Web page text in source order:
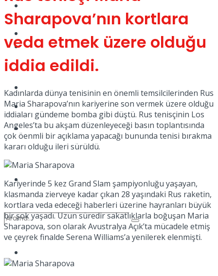
TV
Kadınca
Dünya
Tatil
Spor
Podcast
No Result
Sharapova’nın kortlara
veda etmek üzere olduğu
iddia edildi.
Kadınlarda dünya tenisinin en önemli temsilcilerinden Rus
Maria Sharapova’nın kariyerine son vermek üzere olduğu
iddiaları gündeme bomba gibi düştü. Rus tenisçinin Los
Angeles’ta bu akşam düzenleyeceği basın toplantısında
çok öenmli bir açıklama yapacağı bununda tenisi bırakma
kararı olduğu ileri sürüldü.
Kariyerinde 5 kez Grand Slam şampiyonluğu yaşayan,
klasmanda zierveye kadar çıkan 28 yaşındaki Rus raketin,
kortlara veda edeceği haberleri üzerine hayranları büyük
bir şok yaşadı. Uzun süredir sakatlıklarla boğuşan Maria
Sharapova, son olarak Avustralya Açık’ta mücadele etmiş
ve çeyrek finalde Serena Williams’a yenilerek elenmişti.